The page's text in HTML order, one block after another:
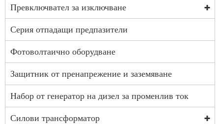
Превключвател за изключване
Серия отпадащи предпазители
Фотоволтаично оборудване
Защитник от пренапрежение и заземяване
Набор от генератор на дизел за променлив ток
Силови трансформатор